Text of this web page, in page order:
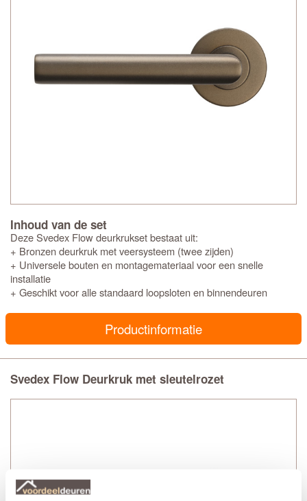
Inhoud van de set
Deze Svedex Flow deurkrukset bestaat uit:
+ Bronzen deurkruk met veersysteem (twee zijden)
+ Universele bouten en montagemateriaal voor een snelle
installatie
+ Geschikt voor alle standaard loopsloten en binnendeuren
Productinformatie
Svedex Flow Deurkruk met sleutelrozet